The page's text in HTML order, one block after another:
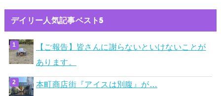
デイリー人気記事ベスト5
【ご報告】皆さんに謝らないといけないことが
あります。
本町商店街『アイスは別腹』が…